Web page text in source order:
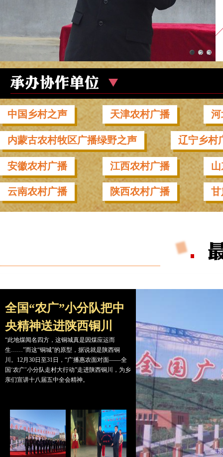
1 2 3
中国乡村之声 天津农村广播 河
内蒙古农村牧区广播绿野之声 辽宁乡村
安徽农村广播 江西农村广播
云南农村广播 陕西农村广播 甘
全国“农广”小分队把中
央精神送进陕西铜川
“此地煤闻名四方，这铜城真是因煤应运而
生……”而这“铜城”的原型，据说就是陕西铜
川。12月30日至31日，“广播惠农面对面——全
国‘农广’小分队走村大行动”走进陕西铜川，为乡
亲们宣讲十八届五中全会精神。